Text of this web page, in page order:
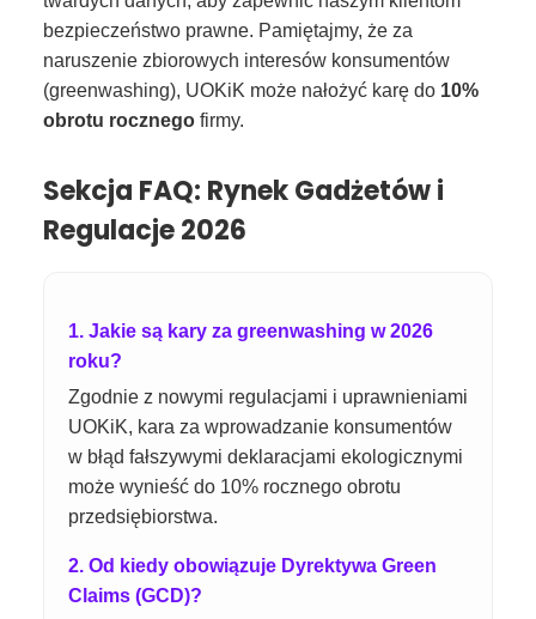
bezpieczeństwo prawne. Pamiętajmy, że za
naruszenie zbiorowych interesów konsumentów
(greenwashing), UOKiK może nałożyć karę do 10%
obrotu rocznego firmy.
Sekcja FAQ: Rynek Gadżetów i
Regulacje 2026
1. Jakie są kary za greenwashing w 2026
roku?
Zgodnie z nowymi regulacjami i uprawnieniami
UOKiK, kara za wprowadzanie konsumentów
w błąd fałszywymi deklaracjami ekologicznymi
może wynieść do 10% rocznego obrotu
przedsiębiorstwa.
2. Od kiedy obowiązuje Dyrektywa Green
Claims (GCD)?